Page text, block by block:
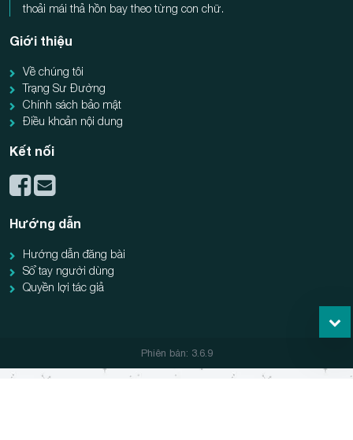
thoải mái thả hồn bay theo từng con chữ.
Giới thiệu
Về chúng tôi
Trạng Sư Đường
Chính sách bảo mật
Điều khoản nội dung
Kết nối
Hướng dẫn
Hướng dẫn đăng bài
Sổ tay người dùng
Quyền lợi tác giả
Phiên bản: 3.6.9